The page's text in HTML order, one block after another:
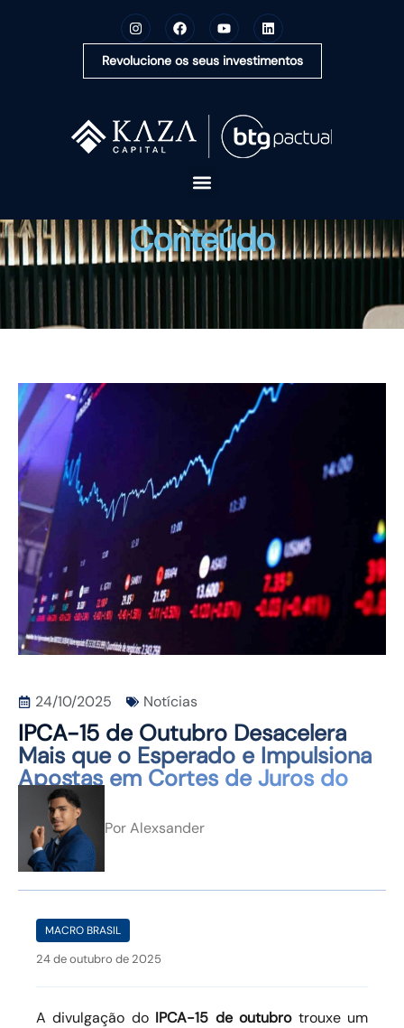
Revolucione os seus investimentos
A KAZA CAPITAL
SOLUÇÕES
MONTE SUA CARTEIRA
CONTEÚDOS
Conteúdo
24/10/2025 Notícias
IPCA-15 de Outubro Desacelera
Mais que o Esperado e Impulsiona
Apostas em Cortes de Juros do
Fed
PorAlexsander
MACRO BRASIL
24 de outubro de 2025
A divulgação do IPCA-15 de outubrotrouxe um